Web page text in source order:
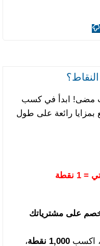
مضى! ابدأ في كسب
بمزايا رائعة على طول
خصم على مشترياتك
، اكسب 1,000 نقطة ،